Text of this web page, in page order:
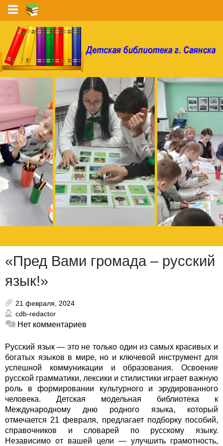
«Пред Вами громада – русский
язык!»
21 февраля, 2024
cdb-redactor
Нет комментариев
Русский язык — это не только один из самых красивых и
богатых языков в мире, но и ключевой инструмент для
успешной коммуникации и образования. Освоение
русской грамматики, лексики и стилистики играет важную
роль в формировании культурного и эрудированного
человека. Детская модельная библиотека к
Международному дню родного языка, который
отмечается 21 февраля, предлагает подборку пособий,
справочников и словарей по русскому языку.
Независимо от вашей цели — улучшить грамотность,